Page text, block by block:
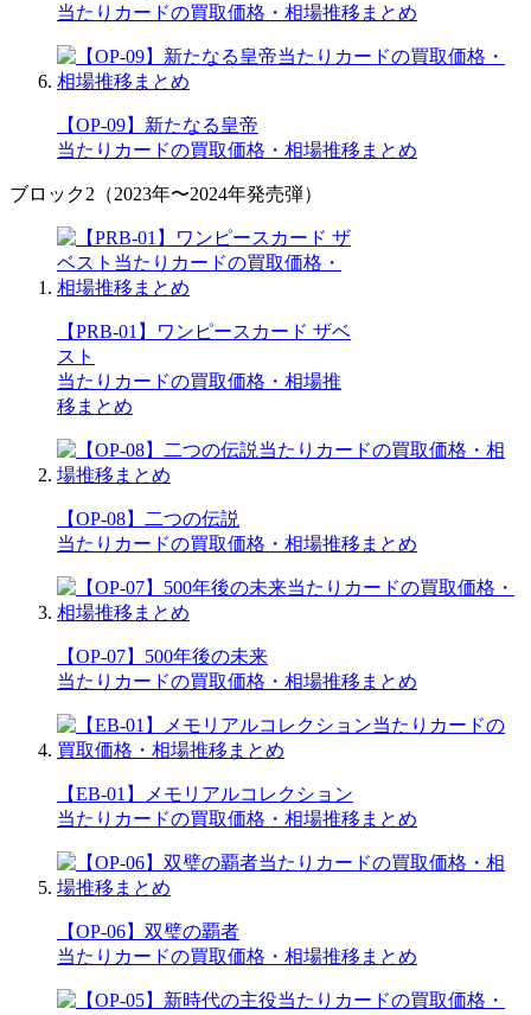
当たりカードの買取価格・相場推移まとめ
【OP-09】新たなる皇帝
当たりカードの買取価格・相場推移まとめ
ブロック2（2023年〜2024年発売弾）
【PRB-01】ワンピースカード ザベ
スト
当たりカードの買取価格・相場推
移まとめ
【OP-08】二つの伝説
当たりカードの買取価格・相場推移まとめ
【OP-07】500年後の未来
当たりカードの買取価格・相場推移まとめ
【EB-01】メモリアルコレクション
当たりカードの買取価格・相場推移まとめ
【OP-06】双璧の覇者
当たりカードの買取価格・相場推移まとめ